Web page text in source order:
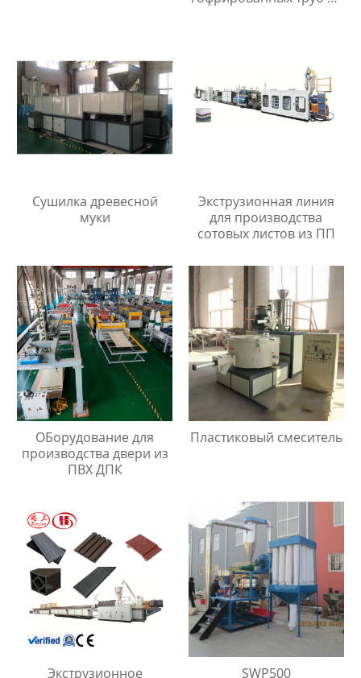
Сушилка древесной
муки
Экструзионная линия
для производства
сотовых листов из ПП
ОБорудование для
производства двери из
ПВХ ДПК
Пластиковый смеситель
Экструзионное
SWP500